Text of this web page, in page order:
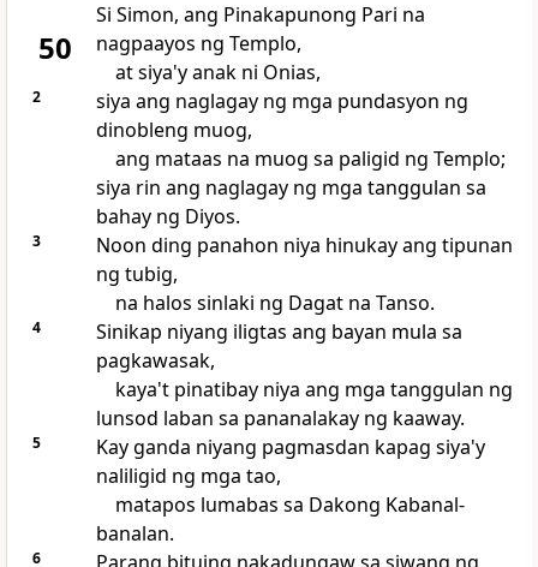
50
Si Simon, ang Pinakapunong Pari na
nagpaayos ng Templo,
at siya'y anak ni Onias,
2
siya ang naglagay ng mga pundasyon ng
dinobleng muog,
ang mataas na muog sa paligid ng Templo;
siya rin ang naglagay ng mga tanggulan sa
bahay ng Diyos.
3
Noon ding panahon niya hinukay ang tipunan
ng tubig,
na halos sinlaki ng Dagat na Tanso.
4
Sinikap niyang iligtas ang bayan mula sa
pagkawasak,
kaya't pinatibay niya ang mga tanggulan ng
lunsod laban sa pananalakay ng kaaway.
5
Kay ganda niyang pagmasdan kapag siya'y
naliligid ng mga tao,
matapos lumabas sa Dakong Kabanal-
banalan.
6